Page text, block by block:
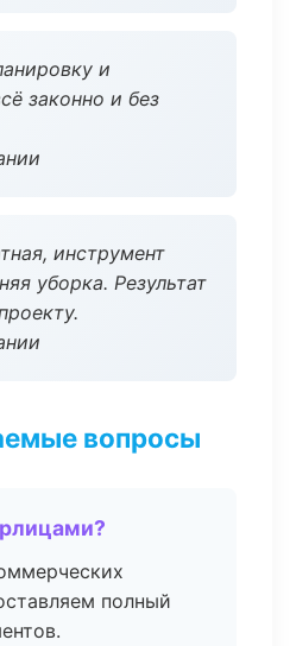
и
законно и без
инструмент
уборка. Результат
вопросы
полный